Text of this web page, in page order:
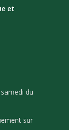
et
du
sur